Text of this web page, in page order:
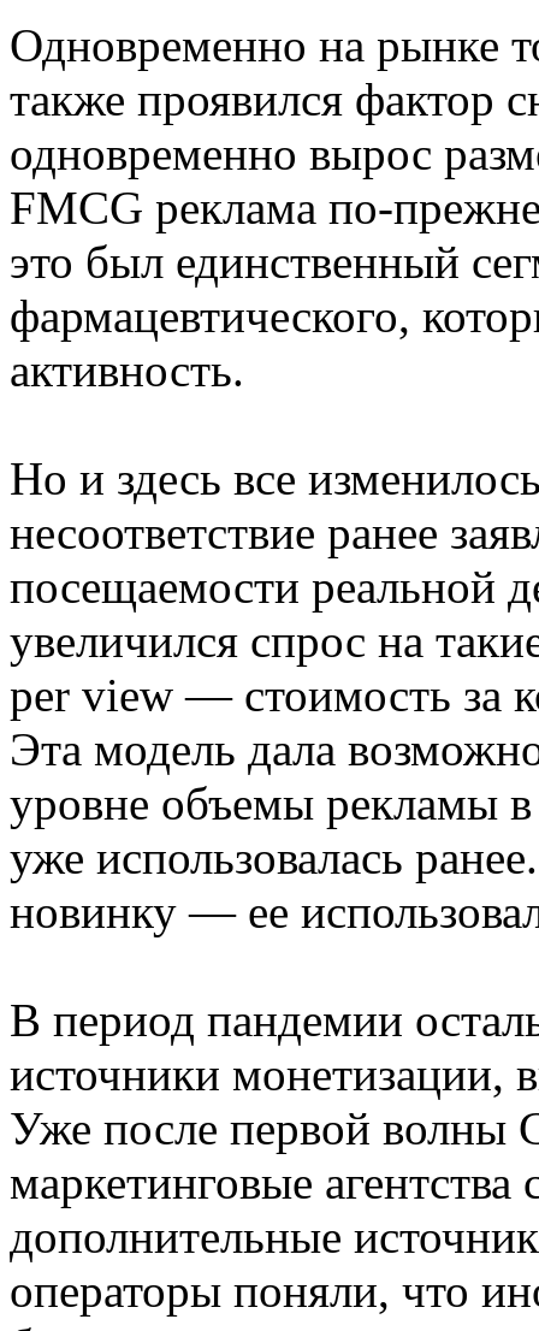
Одновременно на рынке
также проявился фактор
одновременно вырос
FMCG реклама по-
это был единственный
фармацевтического,
активность.
Но и здесь все
несоответствие ранее
посещаемости реальной
увеличился спрос на
per view — стоимость за
Эта модель дала
уровне объемы рекламы в
уже использовалась
новинку — ее
В период пандемии
источники монетизации,
Уже после первой волны
маркетинговые агентства
дополнительные
операторы поняли, что